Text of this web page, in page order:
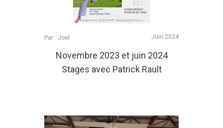
Par : Joel Juin 2024
Novembre 2023 et juin 2024
Stages avec Patrick Rault